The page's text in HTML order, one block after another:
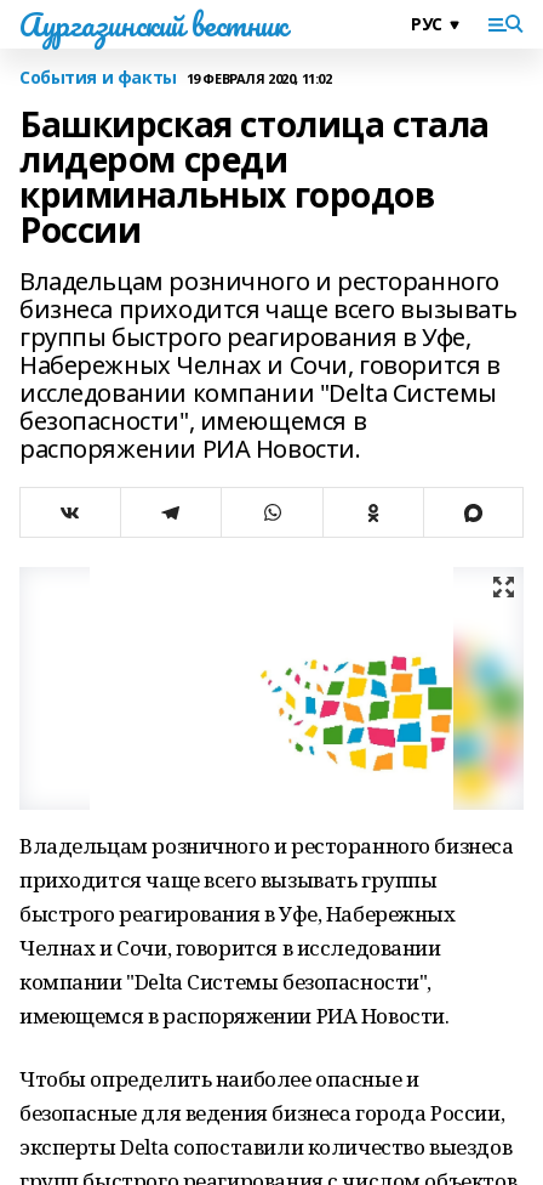
Аургазинский вестник
События и факты 19 ФЕВРАЛЯ 2020, 11:02
Башкирская столица стала
лидером среди
криминальных городов
России
Владельцам розничного и ресторанного
бизнеса приходится чаще всего вызывать
группы быстрого реагирования в Уфе,
Набережных Челнах и Сочи, говорится в
исследовании компании "Delta Системы
безопасности", имеющемся в
распоряжении РИА Новости.
Владельцам розничного и ресторанного бизнеса
приходится чаще всего вызывать группы
быстрого реагирования в Уфе, Набережных
Челнах и Сочи, говорится в исследовании
компании "Delta Системы безопасности",
имеющемся в распоряжении РИА Новости.
Чтобы определить наиболее опасные и
безопасные для ведения бизнеса города России,
эксперты Delta сопоставили количество выездов